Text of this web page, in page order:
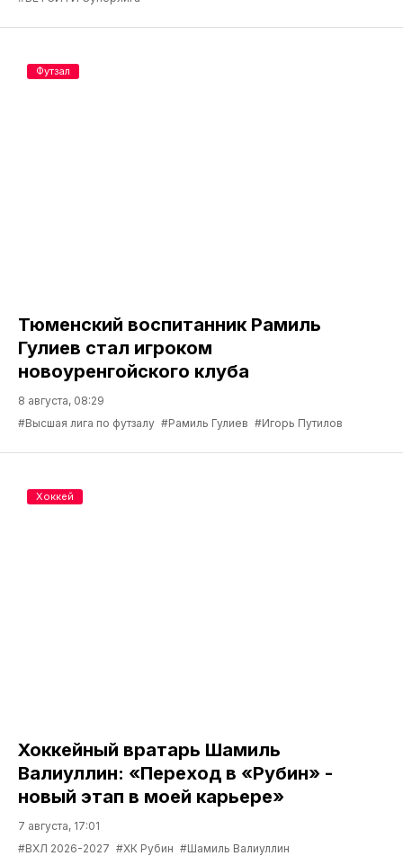
Тюменский воспитанник Рамиль
Гулиев стал игроком
новоуренгойского клуба
8 августа, 08:29
#Высшая лига по футзалу #Рамиль Гулиев #Игорь Путилов
Футзал
Хоккейный вратарь Шамиль
Валиуллин: «Переход в «Рубин» -
новый этап в моей карьере»
7 августа, 17:01
#ВХЛ 2026-2027 #ХК Рубин #Шамиль Валиуллин
Хоккей